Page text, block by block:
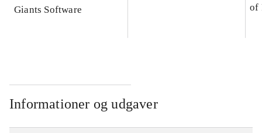
Giants Software
of
Informationer og udgaver